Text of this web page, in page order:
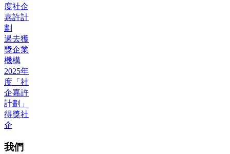
度社企
嘉許計
劃
過去獲
獎企業
機構
2025年
度「社
企嘉許
計劃」
得獎社
企
我們